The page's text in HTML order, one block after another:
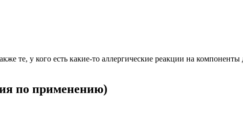
те, у кого есть какие-то аллергические реакции на
по применению)